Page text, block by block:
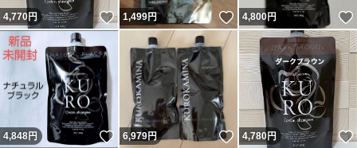
4,770円 いいね！
1,499円 いいね！
4,800円
4,848円 いいね！
6,979円 いいね！
4,780円